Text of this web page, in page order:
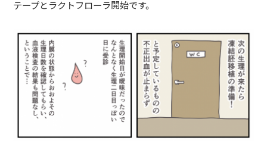
テープとラクトフローラ開始です。